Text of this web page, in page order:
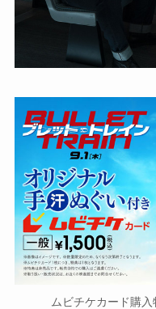
ムビチケカード購入